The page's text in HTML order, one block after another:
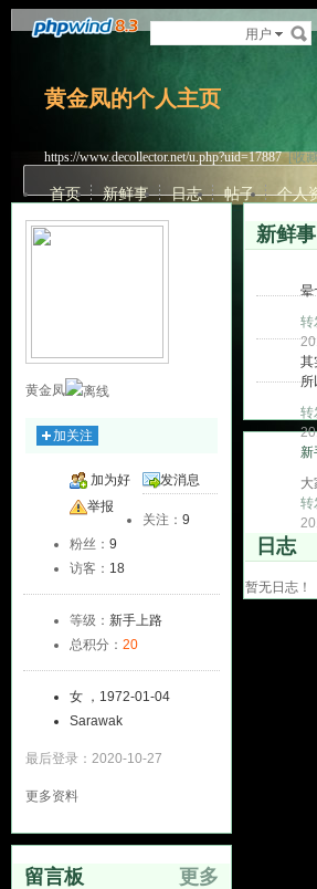
用户
黄金凤的个人主页
https://www.decollector.net/u.php?uid=17887[收
首页 新鲜事 日志 帖子 个人
黄金凤
加关注
加为好
友
发消息
举报
关注： 9
粉丝： 9
访客： 18
等级： 新手上路
总积分： 20
女 ，1972-01-04
Sarawak
最后登录：2020-10-27
更多资料
更多
留言板
新鲜事
晕
转
其
转
新
转
日志
暂无日志！